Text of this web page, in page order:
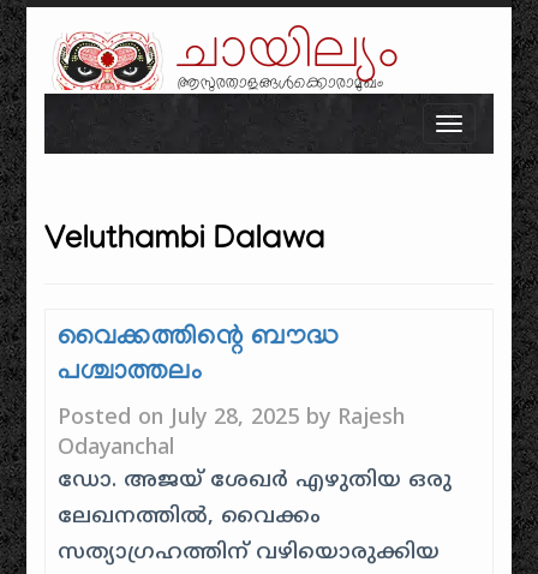
ചായില്യം
ആസുരതാളങ്ങൾക്കൊരാമുഖം
Skip to content
Toggle
Veluthambi Dalawa
വൈക്കത്തിന്റെ ബൗദ്ധ
പശ്ചാത്തലം
Posted on July 28, 2025 by Rajesh
Odayanchal
ഡോ. അജയ് ശേഖർ എഴുതിയ ഒരു
ലേഖനത്തിൽ, വൈക്കം
സത്യാഗ്രഹത്തിന് വഴിയൊരുക്കിയ